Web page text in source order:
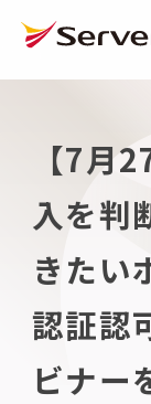
【7月
入を判
きたい
認証認
ビナー